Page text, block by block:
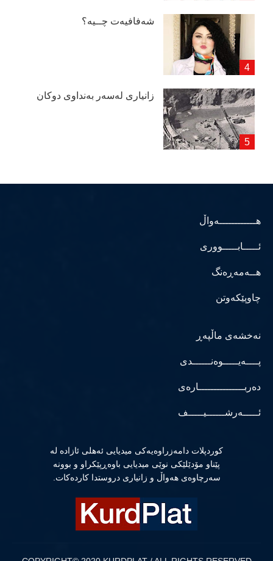
شەفافیەت چــیە؟
زانیاری لەسەر بەنداوی دوكان
هــــــــــــەواڵ
ئـــــابـــــووری
هــەمەڕەنگ
چاوپێکەوتن
نەخشەی ماڵپەڕ
پــــەیـــــوەنــــــدی
دەربـــــــــــــــارەی
ئـــــەرشــــــیـــــف
كوردپلات دامەزراوەیەكی میدیایی ئەهلی ئازادە لە
پێناو مۆدێلێكی نوێی میدیایی باوەڕپێكراو و بوونە
سەرچاوەی هەواڵ و زانیاری دروستدا كاردەكات.